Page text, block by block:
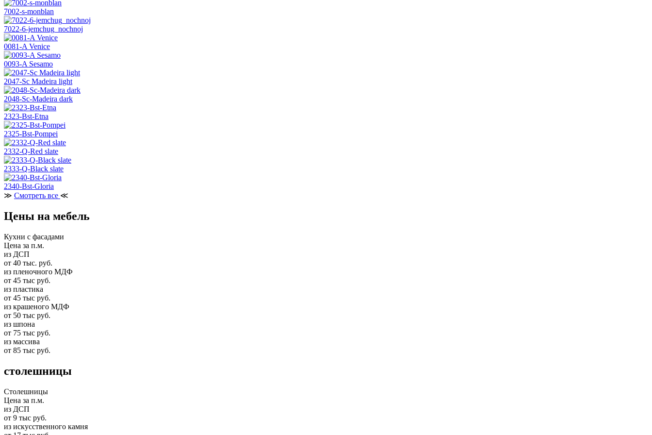
7002-s-monblan
7022-6-jemchug_nochnoj
0081-A Venice
0093-A Sesamo
2047-Sc Madeira light
2048-Sc-Madeira dark
2323-Bst-Etna
2325-Bst-Pompei
2332-Q-Red slate
2333-Q-Black slate
2340-Bst-Gloria
≫ Смотреть все ≪
Цены на мебель
Кухни с фасадами
Цена за п.м.
из ДСП
от 40 тыс. руб.
из пленочного МДФ
от 45 тыс руб.
из пластика
от 45 тыс руб.
из крашеного МДФ
от 50 тыс руб.
из шпона
от 75 тыс руб.
из массива
от 85 тыс руб.
столешницы
Столешницы
Цена за п.м.
из ДСП
от 9 тыс руб.
из искусственного камня